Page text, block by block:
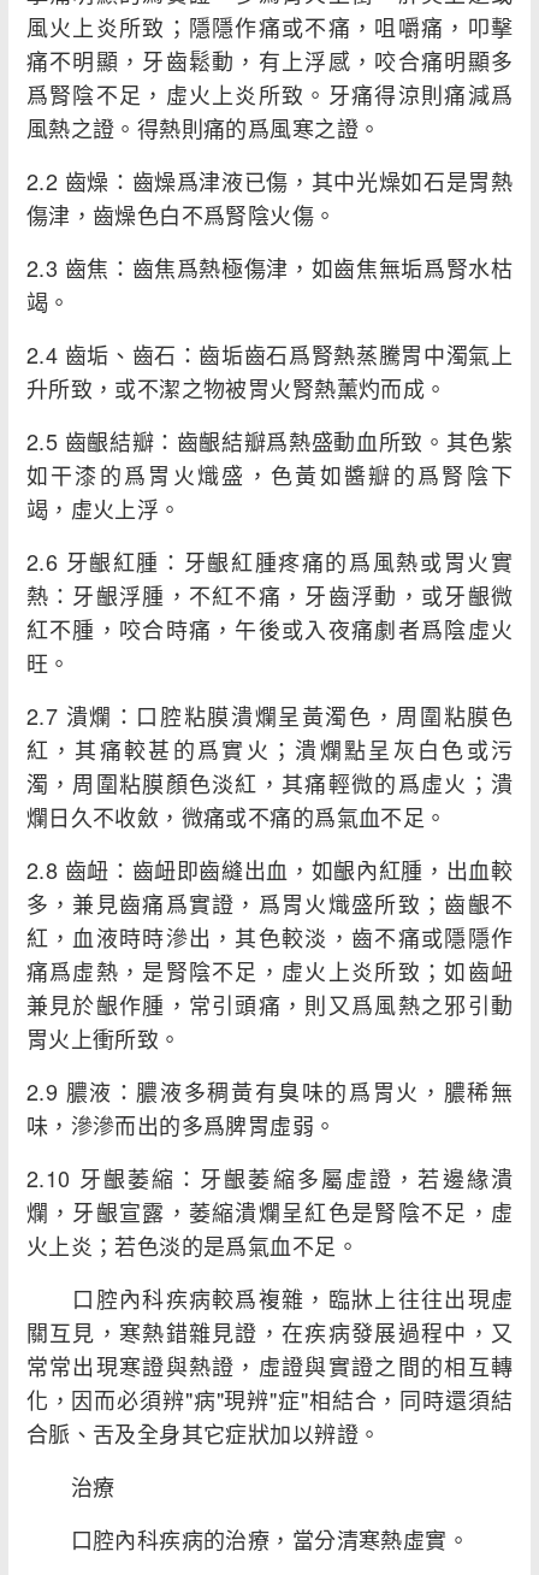
風火上炎所致；隱隱作痛或不痛，咀嚼痛，叩擊
痛不明顯，牙齒鬆動，有上浮感，咬合痛明顯多
爲腎陰不足，虛火上炎所致。牙痛得涼則痛減爲
風熱之證。得熱則痛的爲風寒之證。
2.2 齒燥：齒燥爲津液已傷，其中光燥如石是胃熱
傷津，齒燥色白不爲腎陰火傷。
2.3 齒焦：齒焦爲熱極傷津，如齒焦無垢爲腎水枯
竭。
2.4 齒垢、齒石：齒垢齒石爲腎熱蒸騰胃中濁氣上
升所致，或不潔之物被胃火腎熱薰灼而成。
2.5 齒齦結瓣：齒齦結瓣爲熱盛動血所致。其色紫
如干漆的爲胃火熾盛，色黃如醬瓣的爲腎陰下
竭，虛火上浮。
2.6 牙齦紅腫：牙齦紅腫疼痛的爲風熱或胃火實
熱：牙齦浮腫，不紅不痛，牙齒浮動，或牙齦微
紅不腫，咬合時痛，午後或入夜痛劇者爲陰虛火
旺。
2.7 潰爛：口腔粘膜潰爛呈黃濁色，周圍粘膜色
紅，其痛較甚的爲實火；潰爛點呈灰白色或污
濁，周圍粘膜顏色淡紅，其痛輕微的爲虛火；潰
爛日久不收斂，微痛或不痛的爲氣血不足。
2.8 齒衄：齒衄即齒縫出血，如齦內紅腫，出血較
多，兼見齒痛爲實證，爲胃火熾盛所致；齒齦不
紅，血液時時滲出，其色較淡，齒不痛或隱隱作
痛爲虛熱，是腎陰不足，虛火上炎所致；如齒衄
兼見於齦作腫，常引頭痛，則又爲風熱之邪引動
胃火上衝所致。
2.9 膿液：膿液多稠黃有臭味的爲胃火，膿稀無
味，滲滲而出的多爲脾胃虛弱。
2.10 牙齦萎縮：牙齦萎縮多屬虛證，若邊緣潰
爛，牙齦宣露，萎縮潰爛呈紅色是腎陰不足，虛
火上炎；若色淡的是爲氣血不足。
口腔內科疾病較爲複雜，臨牀上往往出現虛
關互見，寒熱錯雜見證，在疾病發展過程中，又
常常出現寒證與熱證，虛證與實證之間的相互轉
化，因而必須辨"病"現辨"症"相結合，同時還須結
合脈、舌及全身其它症狀加以辨證。
治療
口腔內科疾病的治療，當分清寒熱虛實。